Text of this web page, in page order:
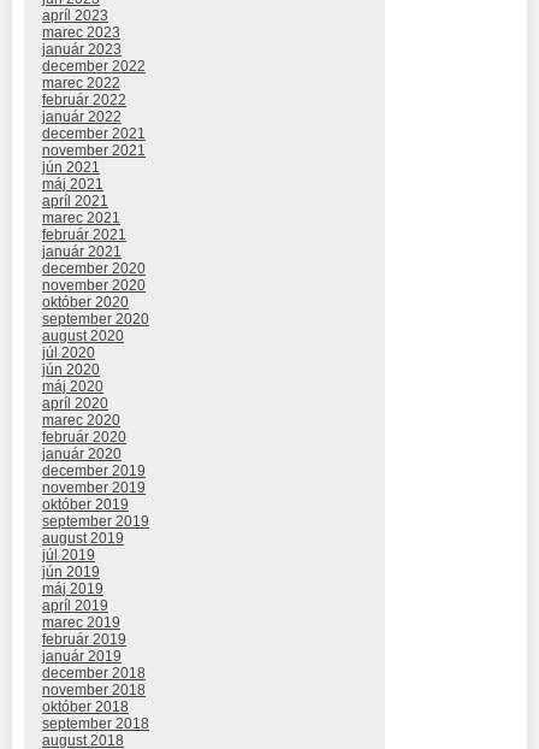
apríl 2023
marec 2023
január 2023
december 2022
marec 2022
február 2022
január 2022
december 2021
november 2021
jún 2021
máj 2021
apríl 2021
marec 2021
február 2021
január 2021
december 2020
november 2020
október 2020
september 2020
august 2020
júl 2020
jún 2020
máj 2020
apríl 2020
marec 2020
február 2020
január 2020
december 2019
november 2019
október 2019
september 2019
august 2019
júl 2019
jún 2019
máj 2019
apríl 2019
marec 2019
február 2019
január 2019
december 2018
november 2018
október 2018
september 2018
august 2018